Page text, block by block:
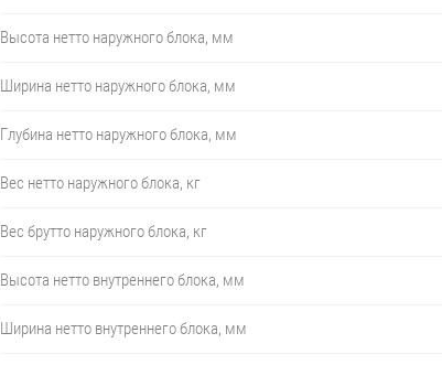
Высота нетто наружного блока, мм
Ширина нетто наружного блока, мм
Глубина нетто наружного блока, мм
Вес нетто наружного блока, кг
Вес брутто наружного блока, кг
Высота нетто внутреннего блока, мм
Ширина нетто внутреннего блока, мм